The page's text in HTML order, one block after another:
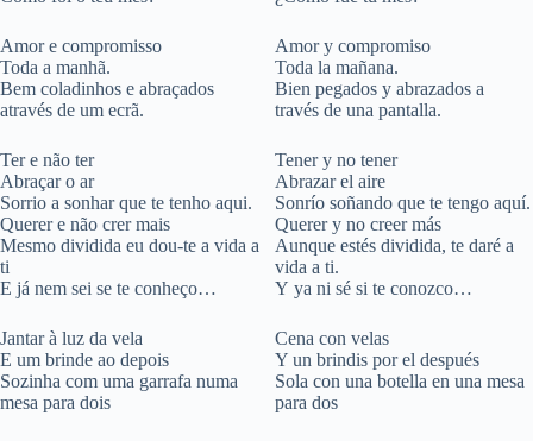
Amor e compromisso
Toda a manhã.
Bem coladinhos e abraçados
através de um ecrã.
Ter e não ter
Abraçar o ar
Sorrio a sonhar que te tenho aqui.
Querer e não crer mais
Mesmo dividida eu dou-te a vida a
ti
E já nem sei se te conheço…
Jantar à luz da vela
E um brinde ao depois
Sozinha com uma garrafa numa
mesa para dois
Amor y compromiso
Toda la mañana.
Bien pegados y abrazados a
través de una pantalla.
Tener y no tener
Abrazar el aire
Sonrío soñando que te tengo aquí.
Querer y no creer más
Aunque estés dividida, te daré a
vida a ti.
Y ya ni sé si te conozco…
Cena con velas
Y un brindis por el después
Sola con una botella en una mesa
para dos